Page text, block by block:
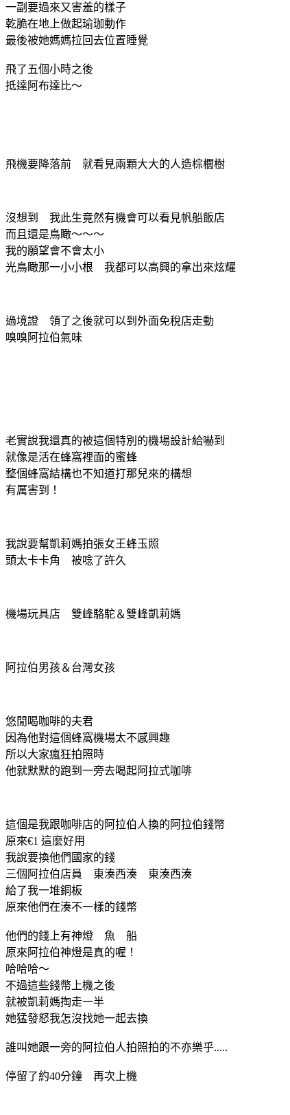
一副要過來又害羞的樣子
乾脆在地上做起瑜珈動作
最後被她媽媽拉回去位置睡覺
飛了五個小時之後
抵達阿布達比～
飛機要降落前 就看見兩顆大大的人造棕櫚樹
沒想到 我此生竟然有機會可以看見帆船飯店
而且還是鳥瞰～～～
我的願望會不會太小
光鳥瞰那一小小根 我都可以高興的拿出來炫耀
過境證 領了之後就可以到外面免稅店走動
嗅嗅阿拉伯氣味
老實說我還真的被這個特別的機場設計給嚇到
就像是活在蜂窩裡面的蜜蜂
整個蜂窩結構也不知道打那兒來的構想
有厲害到！
我說要幫凱莉媽拍張女王蜂玉照
頭太卡卡角 被唸了許久
機場玩具店 雙峰駱駝＆雙峰凱莉媽
阿拉伯男孩＆台灣女孩
悠閒喝咖啡的夫君
因為他對這個蜂窩機場太不感興趣
所以大家瘋狂拍照時
他就默默的跑到一旁去喝起阿拉式咖啡
這個是我跟咖啡店的阿拉伯人換的阿拉伯錢幣
原來€1 這麼好用
我說要換他們國家的錢
三個阿拉伯店員 東湊西湊 東湊西湊
給了我一堆銅板
原來他們在湊不一樣的錢幣
他們的錢上有神燈 魚 船
原來阿拉伯神燈是真的喔！
哈哈哈～
不過這些錢幣上機之後
就被凱莉媽掏走一半
她猛發怒我怎沒找她一起去換
誰叫她跟一旁的阿拉伯人拍照拍的不亦樂乎.....
停留了約40分鐘 再次上機